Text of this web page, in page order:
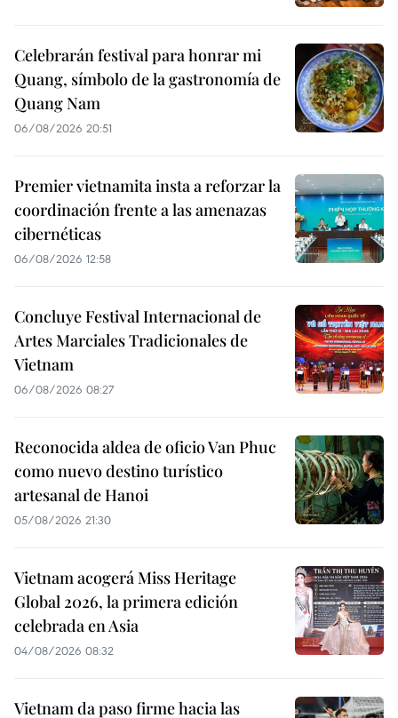
Celebrarán festival para honrar mi
Quang, símbolo de la gastronomía de
Quang Nam
06/08/2026 20:51
Premier vietnamita insta a reforzar la
coordinación frente a las amenazas
cibernéticas
06/08/2026 12:58
Concluye Festival Internacional de
Artes Marciales Tradicionales de
Vietnam
06/08/2026 08:27
Reconocida aldea de oficio Van Phuc
como nuevo destino turístico
artesanal de Hanoi
05/08/2026 21:30
Vietnam acogerá Miss Heritage
Global 2026, la primera edición
celebrada en Asia
04/08/2026 08:32
Vietnam da paso firme hacia las